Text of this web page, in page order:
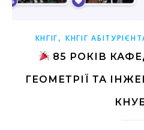
КНГІГ,КНГІГ
85 РОКІВ
ГЕОМЕТРІЇ ТА